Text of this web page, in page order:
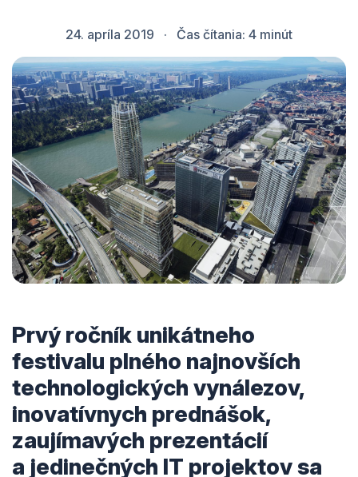
24. apríla 2019 · Čas čítania: 4 minút
Prvý ročník unikátneho
festivalu plného najnovších
technologických vynálezov,
inovatívnych prednášok,
zaujímavých prezentácií
a jedinečných IT projektov sa